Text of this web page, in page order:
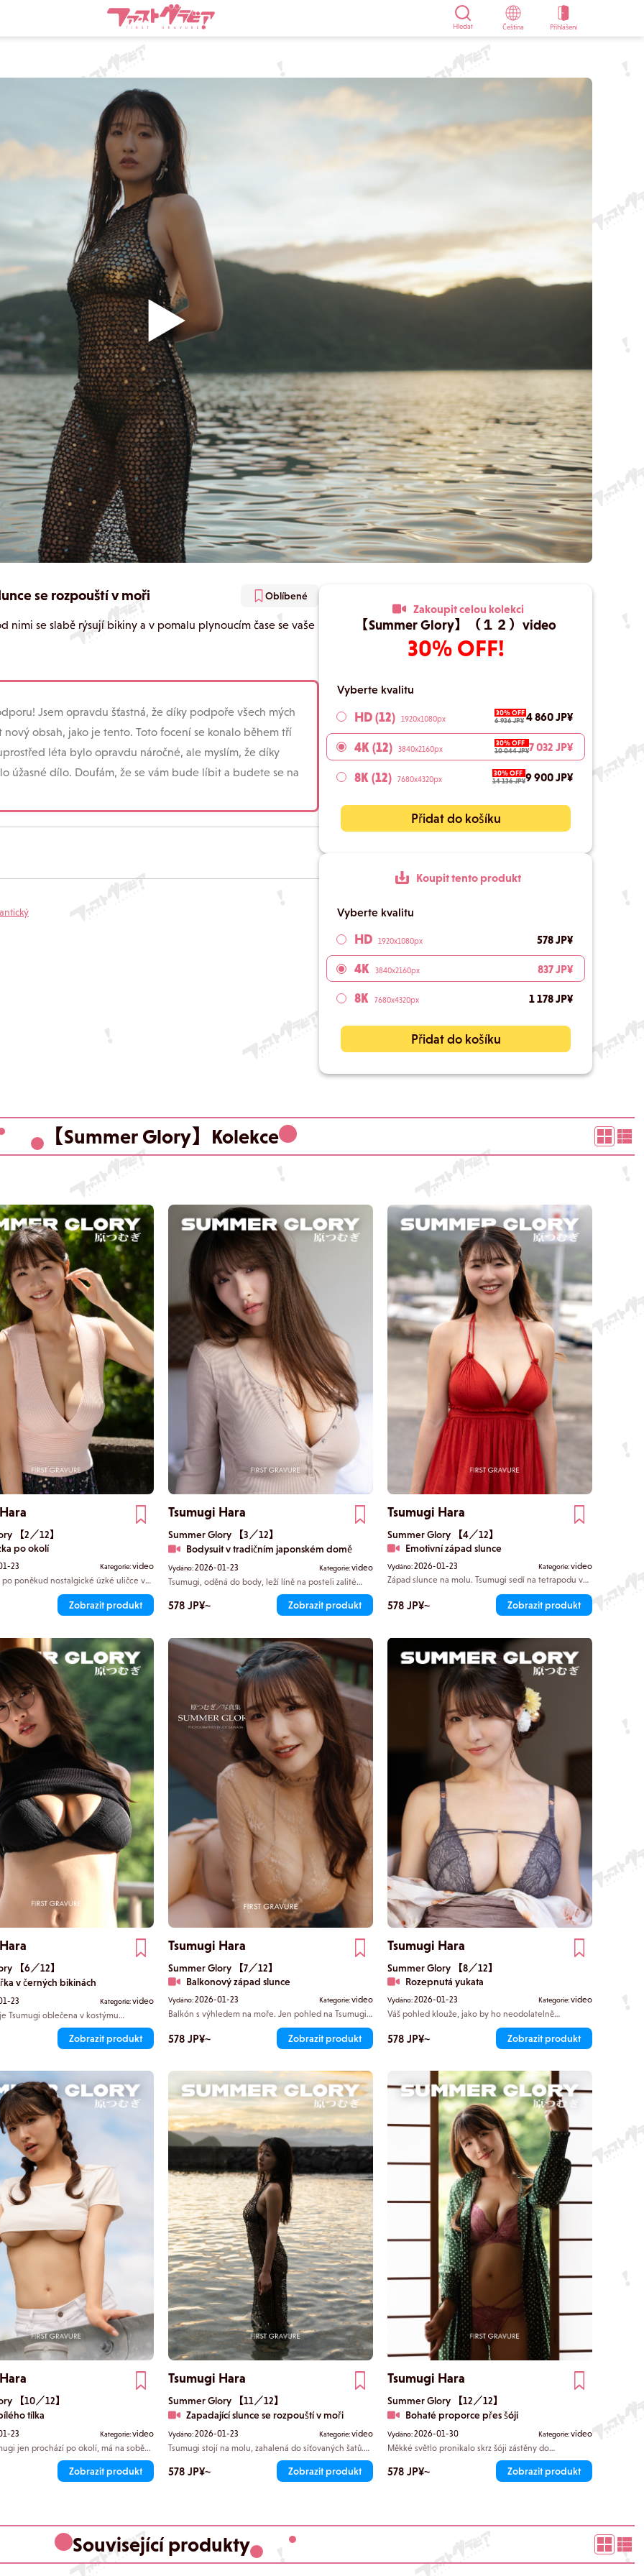
Hledat Čeština Přihlášení
se rozpouští v moři Oblíbené
nimi se slabě rýsují bikiny a v pomalu plynoucím čase se vaše
Jsem opravdu šťastná, že díky podpoře všech mých
obsah, jako je tento. Toto focení se konalo během tří
léta bylo opravdu náročné, ale myslím, že díky
úžasné dílo. Doufám, že se vám bude líbit a budete se na
Zakoupit celou kolekci
【Summer Glory】（１２）video
30% OFF!
Vyberte kvalitu
HD (12) 1920x1080px
30% OFF
6 936 JP¥ 4 860 JP¥
4K (12) 3840x2160px
30% OFF
10 044 JP¥7 032 JP¥
8K (12) 7680x4320px
30% OFF
14 136 JP¥9 900 JP¥
Přidat do košíku
Koupit tento produkt
Vyberte kvalitu
HD 1920x1080px 578 JP¥
4K 3840x2160px 837 JP¥
8K 7680x4320px 1 178 JP¥
Přidat do košíku
【Summer Glory】Kolekce
【2／12】
po okolí
23 Kategorie:video
po poněkud nostalgické úzké uličce v
prsa velikosti I-cup ožívají ve
Prochází se svěží vánek nesoucí
Zobrazit produkt
Tsumugi Hara
Summer Glory 【3／12】
Bodysuit v tradičním japonském domě
Vydáno:2026-01-23 Kategorie:video
Tsumugi, oděná do body, leží líně na posteli zalité
odpoledním sluncem. Její pružná postava,
vypracovaná baletem, vytváří jemné křivky, které
promlouvají k divákovi. Její pohled se přibližuje, jako
578 JP¥~ Zobrazit produkt
Tsumugi Hara
Summer Glory 【4／12】
Emotivní západ slunce
Vydáno:2026-01-23 Kategorie:video
Západ slunce na molu. Tsumugi sedí na tetrapodu ve
vánku. Lem jejích šatů se nečekaně pohne a odhalí
její intimní partie.
578 JP¥~ Zobrazit produkt
【6／12】
v černých bikinách
23 Kategorie:video
Tsumugi oblečena v kostýmu
sekretářku a vyzařuje z ní vřelost,
připravena splnit každé vaše přání.
zdůrazňují její jemné křivky a pouhý
Zobrazit produkt
Tsumugi Hara
Summer Glory 【7／12】
Balkonový západ slunce
Vydáno:2026-01-23 Kategorie:video
Balkón s výhledem na moře. Jen pohled na Tsumugi
života, mi zrychluje tep. Světlo soumraku vrhá krásné
stíny na Tsumugiino nádherně tvarované tělo. Otočí
578 JP¥~ Zobrazit produkt
Tsumugi Hara
Summer Glory 【8／12】
Rozepnutá yukata
Vydáno:2026-01-23 Kategorie:video
Váš pohled klouže, jako by ho neodolatelně
jejího yukaty. Skrz jemnou mezeru v yukate prosvítá
nahá kůže jejího vnitřního stehna. Její prsty přejíždějí
578 JP¥~ Zobrazit produkt
【10／12】
tílka
23 Kategorie:video
jen prochází po okolí, má na sobě
podprsenky. Chová se nevinně, ale
spodní část svých prsou, a nakonec
se cítí rozpačitě. Pokaždé, když se
Zobrazit produkt
Tsumugi Hara
Summer Glory 【11／12】
Zapadající slunce se rozpouští v moři
Vydáno:2026-01-23 Kategorie:video
Tsumugi stojí na molu, zahalená do síťovaných šatů.
Pod nimi se slabě rýsují bikiny a v pomalu plynoucím
čase se vaše siluety tiše spojují a mizí v zapadajícím
578 JP¥~ Zobrazit produkt
Tsumugi Hara
Summer Glory 【12／12】
Bohaté proporce přes šóji
Vydáno:2026-01-30 Kategorie:video
Měkké světlo pronikalo skrz šóji zástěny do
japonského pokoje, který byl zbaven všeho
nadbytečného. Tsumugi pomalu zasunula prsty pod
šňůrku v pase a váhavým pohybem rozvázala látku. V
578 JP¥~ Zobrazit produkt
Související produkty